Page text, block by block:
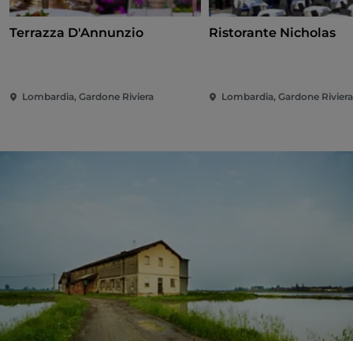
Terrazza D'Annunzio
Lombardia, Gardone Riviera
Ristorante Nicholas
Lombardia, Gardone Riviera